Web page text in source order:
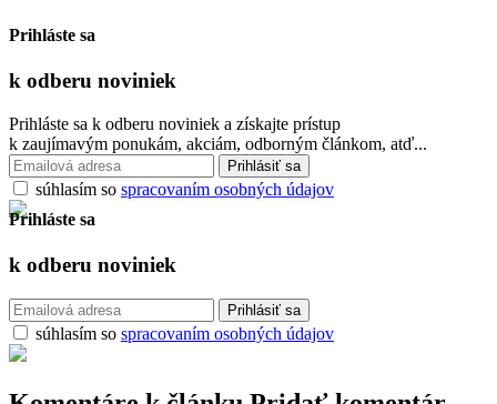
Prihláste sa
k odberu noviniek
Prihláste sa k odberu noviniek a získajte prístup
k zaujímavým ponukám, akciám, odborným článkom, atď...
súhlasím so spracovaním osobných údajov
Prihláste sa
k odberu noviniek
súhlasím so spracovaním osobných údajov